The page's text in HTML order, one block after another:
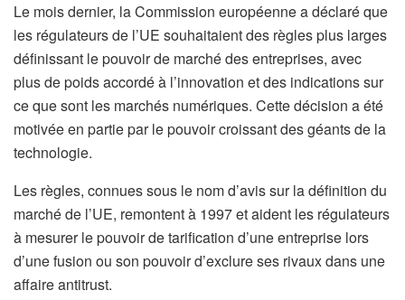
Le mois dernier, la Commission européenne a déclaré que
les régulateurs de l’UE souhaitaient des règles plus larges
définissant le pouvoir de marché des entreprises, avec
plus de poids accordé à l’innovation et des indications sur
ce que sont les marchés numériques. Cette décision a été
motivée en partie par le pouvoir croissant des géants de la
technologie.
Les règles, connues sous le nom d’avis sur la définition du
marché de l’UE, remontent à 1997 et aident les régulateurs
à mesurer le pouvoir de tarification d’une entreprise lors
d’une fusion ou son pouvoir d’exclure ses rivaux dans une
affaire antitrust.